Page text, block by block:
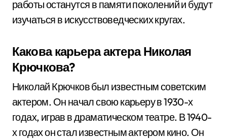
работы останутся в памяти поколений и будут
изучаться в искусствоведческих кругах.
Какова карьера актера Николая
Крючкова?
Николай Крючков был известным советским
актером. Он начал свою карьеру в 1930-х
годах, играв в драматическом театре. В 1940-
х годах он стал известным актером кино. Он